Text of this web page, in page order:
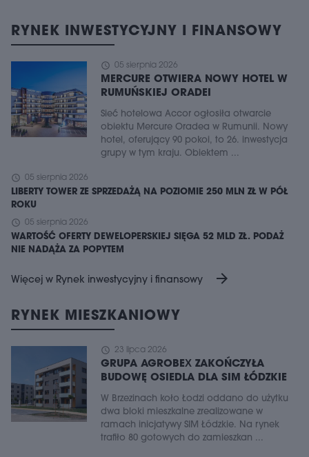
RYNEK INWESTYCYJNY I FINANSOWY
schedule 05 sierpnia 2026
MERCURE OTWIERA NOWY HOTEL W
RUMUŃSKIEJ ORADEI
Sieć hotelowa Accor ogłosiła otwarcie
obiektu Mercure Oradea w Rumunii. Nowy
hotel, oferujący 90 pokoi, to 26. inwestycja
grupy w tym kraju. Obiektem ...
schedule 05 sierpnia 2026
LIBERTY TOWER ZE SPRZEDAŻĄ NA POZIOMIE 250 MLN ZŁ W PÓŁ
ROKU
schedule 05 sierpnia 2026
WARTOŚĆ OFERTY DEWELOPERSKIEJ SIĘGA 52 MLD ZŁ. PODAŻ
NIE NADĄŻA ZA POPYTEM
Więcej w Rynek inwestycyjny i finansowy arrow_forward
RYNEK MIESZKANIOWY
schedule 23 lipca 2026
GRUPA AGROBEX ZAKOŃCZYŁA
BUDOWĘ OSIEDLA DLA SIM ŁÓDZKIE
W Brzezinach koło Łodzi oddano do użytku
dwa bloki mieszkalne zrealizowane w
ramach inicjatywy SIM Łódzkie. Na rynek
trafiło 80 gotowych do zamieszkan ...